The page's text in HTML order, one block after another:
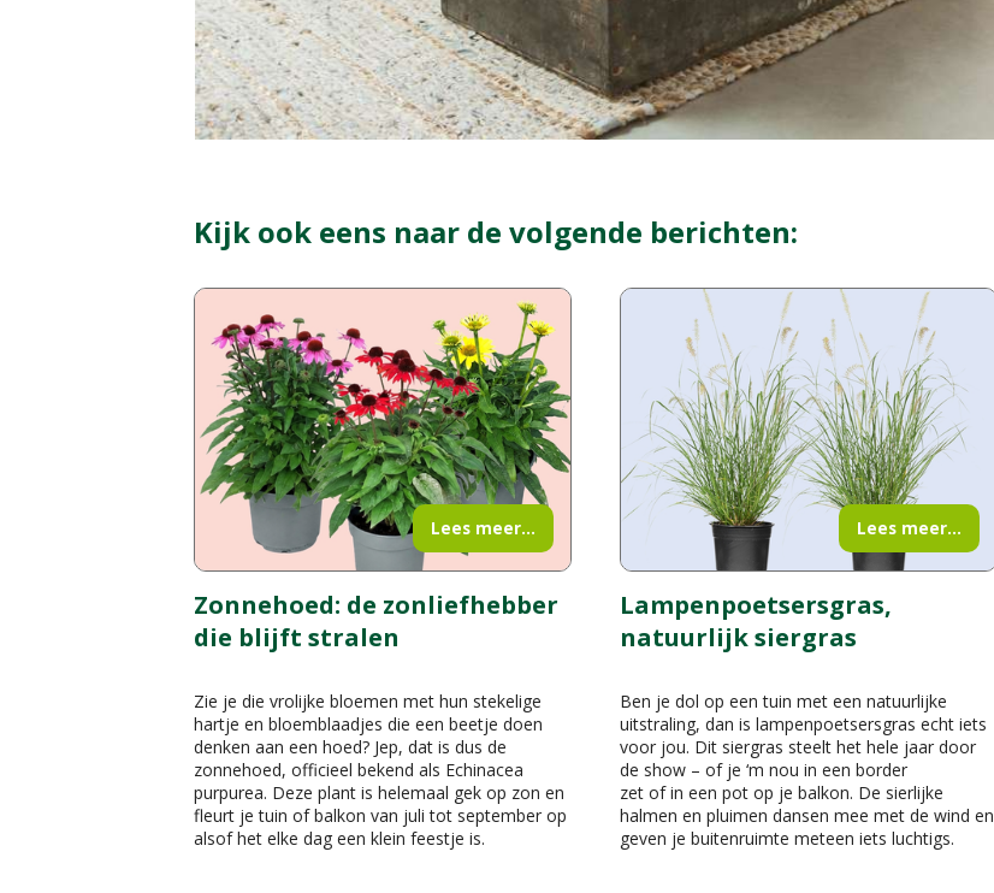
Kijk ook eens naar de volgende berichten:
Zonnehoed: de zonliefhebber
die blijft stralen
Zie je die vrolijke bloemen met hun stekelige
hartje en bloemblaadjes die een beetje doen
denken aan een hoed? Jep, dat is dus de
zonnehoed, officieel bekend als Echinacea
purpurea. Deze plant is helemaal gek op zon en
fleurt je tuin of balkon van juli tot september op
alsof het elke dag een klein feestje is.
Lees meer...
Lampenpoetsersgras,
natuurlijk siergras
Ben je dol op een tuin met een natuurlijke
uitstraling, dan is lampenpoetsersgras echt iets
voor jou. Dit siergras steelt het hele jaar door
de show – of je ‘m nou in een border
zet of in een pot op je balkon. De sierlijke
halmen en pluimen dansen mee met de wind en
geven je buitenruimte meteen iets luchtigs.
Lees meer...